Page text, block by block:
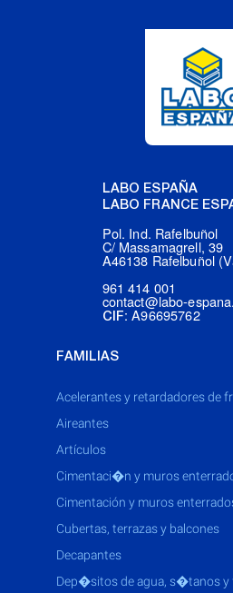
LABO ESPAÑA
LABO FRANCE
Pol. Ind. Rafelbuñol
C/ Massamagrell, 39
A46138 Rafelbuñol
961 414 001
contact@labo-
CIF: A96695762
FAMILIAS
acelerantes y retardadores de
aireantes
artículos
cimentaci�n y muros
cimentación y muros
cubertas, terrazas y balcones
decapantes
dep�sitos de agua, s�tanos y